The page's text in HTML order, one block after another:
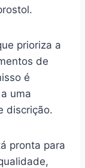
prioriza a
de
é
uma
discrição.
pronta para